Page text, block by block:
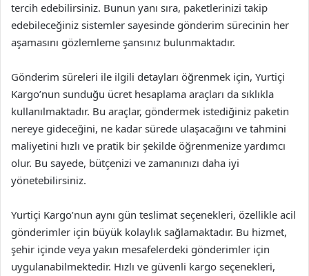
tercih edebilirsiniz. Bunun yanı sıra, paketlerinizi takip
edebileceğiniz sistemler sayesinde gönderim sürecinin her
aşamasını gözlemleme şansınız bulunmaktadır.
Gönderim süreleri ile ilgili detayları öğrenmek için, Yurtiçi
Kargo’nun sunduğu ücret hesaplama araçları da sıklıkla
kullanılmaktadır. Bu araçlar, göndermek istediğiniz paketin
nereye gideceğini, ne kadar sürede ulaşacağını ve tahmini
maliyetini hızlı ve pratik bir şekilde öğrenmenize yardımcı
olur. Bu sayede, bütçenizi ve zamanınızı daha iyi
yönetebilirsiniz.
Yurtiçi Kargo’nun aynı gün teslimat seçenekleri, özellikle acil
gönderimler için büyük kolaylık sağlamaktadır. Bu hizmet,
şehir içinde veya yakın mesafelerdeki gönderimler için
uygulanabilmektedir. Hızlı ve güvenli kargo seçenekleri,